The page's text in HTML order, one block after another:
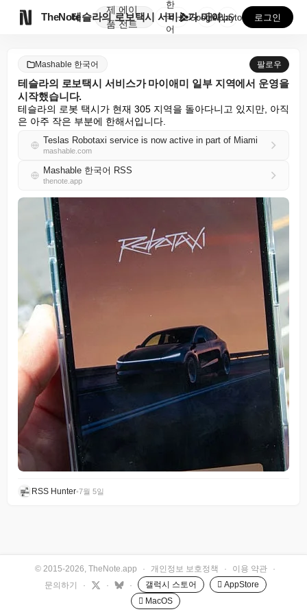
TheNote
제
품
에이
전트
테슬라의 로보택시 서비스가 마이애미 일부 지역에서 운영...
한
국
어
GooglePlay
AppStore 로그인
Mashable 한국어 팔로우
테슬라의 로보택시 서비스가 마이애미 일부 지역에서 운영을
시작했습니다.
테슬라의 로봇 택시가 현재 305 지역을 돌아다니고 있지만, 아직
은 아주 작은 부분에 한해서입니다.
Teslas Robotaxi service is now active in part of Miami
mashable.com
Mashable 한국어 RSS
thenote.app
RSS Hunter•7월 5일
© 2015-2026, TheNote.app · 개인정보 보호정책 · 이용 약관
·
문의하기
· · · 갤럭시 스토어
 AppStore
 MacOS